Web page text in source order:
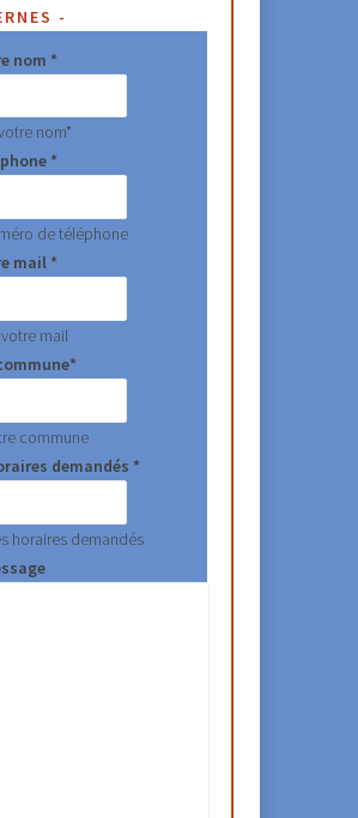
nom *
nom*
*
de téléphone
mail *
mail
commune
demandés *
horaires demandés